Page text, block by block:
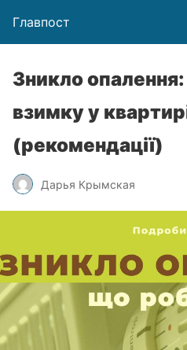
Главпост
Зникло
взимку у
(рекомендації)
Дарья Крымская